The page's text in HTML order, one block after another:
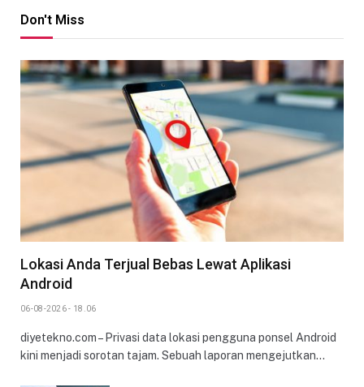
Don't Miss
Lokasi Anda Terjual Bebas Lewat Aplikasi
Android
06-08-2026 - 18.06
diyetekno.com – Privasi data lokasi pengguna ponsel Android
kini menjadi sorotan tajam. Sebuah laporan mengejutkan…